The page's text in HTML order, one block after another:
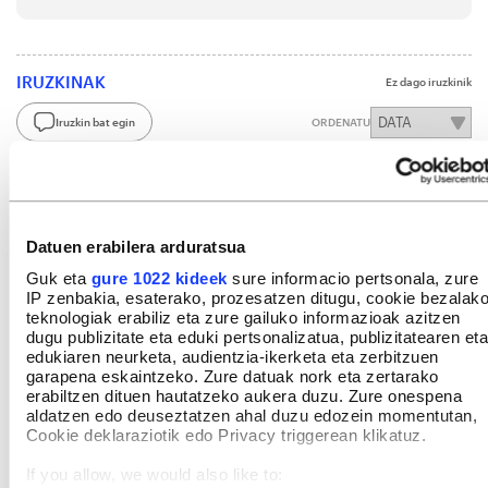
Datuen erabilera arduratsua
Guk eta gure 1022 kideek sure informacio pertsonala, zure
IP zenbakia, esaterako, prozesatzen ditugu, cookie bezalako
teknologiak erabiliz eta zure gailuko informazioak azitzen
dugu publizitate eta eduki pertsonalizatua, publizitatearen eta
edukiaren neurketa, audientzia-ikerketa eta zerbitzuen
garapena eskaintzeko. Zure datuak nork eta zertarako
erabiltzen dituen hautatzeko aukera duzu. Zure onespena
aldatzen edo deuseztatzen ahal duzu edozein momentutan,
Cookie deklaraziotik edo Privacy triggerean klikatuz.
If you allow, we would also like to:
IRUZKINAK Ez dago iruzkinik
Iruzkin bat egin ORDENATU